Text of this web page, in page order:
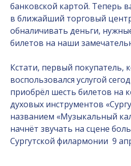
банковской картой. Теперь
в ближайший торговый
обналичивать деньги,
билетов на наши
Кстати, первый покупатель,
воспользовался услугой
приобрёл шесть билетов на
духовых инструментов
названием «Музыкальный
начнёт звучать на сцене
Сургутской филармонии 9